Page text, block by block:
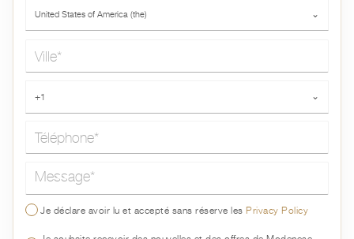
United States of America (the) ⌄
+1 ⌄
Message*
Je déclare avoir lu et accepté sans réserve lesPrivacy Policy